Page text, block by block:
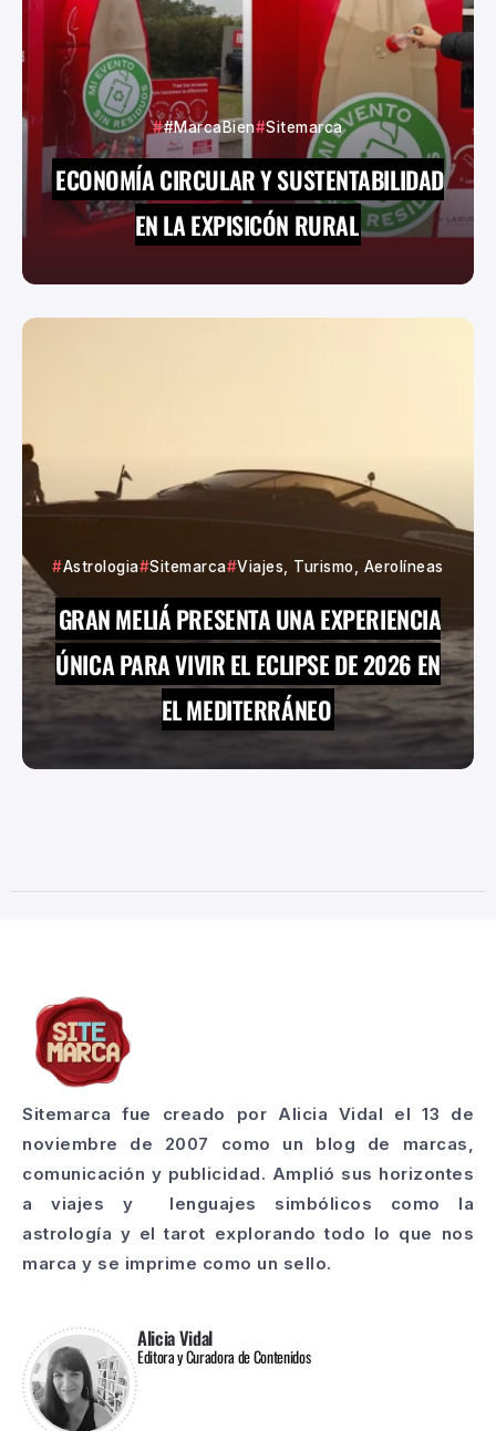
#MarcaBien Sitemarca
ECONOMÍA CIRCULAR Y SUSTENTABILIDAD
EN LA EXPISICÓN RURAL
Astrologia Sitemarca Viajes, Turismo, Aerolíneas
GRAN MELIÁ PRESENTA UNA EXPERIENCIA
ÚNICA PARA VIVIR EL ECLIPSE DE 2026 EN
EL MEDITERRÁNEO
Sitemarca fue creado por Alicia Vidal el 13 de
noviembre de 2007 como un blog de marcas,
comunicación y publicidad. Amplió sus horizontes
a viajes y lenguajes simbólicos como la
astrología y el tarot explorando todo lo que nos
marca y se imprime como un sello.
Alicia Vidal
Editora y Curadora de Contenidos